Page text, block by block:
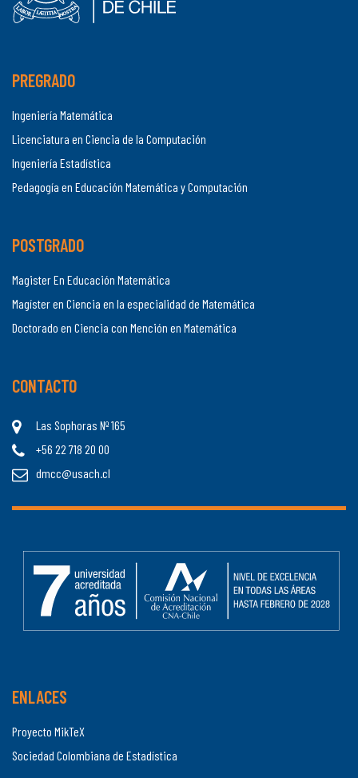
PREGRADO
Ingeniería Matemática
Licenciatura en Ciencia de la Computación
Ingeniería Estadística
Pedagogía en Educación Matemática y Computación
POSTGRADO
Magister En Educación Matemática
Magíster en Ciencia en la especialidad de Matemática
Doctorado en Ciencia con Mención en Matemática
CONTACTO
Las Sophoras Nº 165
+56 22 718 20 00
dmcc@usach.cl
ENLACES
Proyecto MikTeX
Sociedad Colombiana de Estadística